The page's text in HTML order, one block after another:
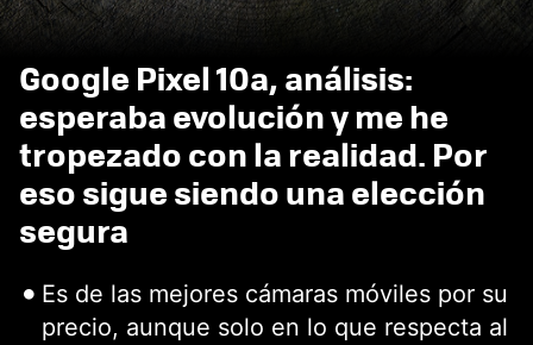
Google Pixel 10a, análisis:
esperaba evolución y me he
tropezado con la realidad. Por
eso sigue siendo una elección
segura
Es de las mejores cámaras móviles por su
precio, aunque solo en lo que respecta al